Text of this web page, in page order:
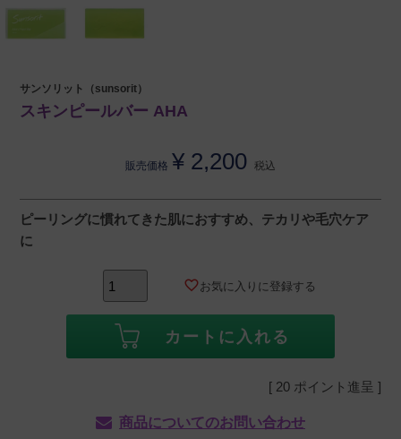
サンソリット（sunsorit）
スキンピールバー AHA
販売価格 ¥ 2,200 税込
ピーリングに慣れてきた肌におすすめ、テカリや毛穴ケア
に
お気に入りに登録する
カートに入れる
[ 20 ポイント進呈 ]
商品についてのお問い合わせ